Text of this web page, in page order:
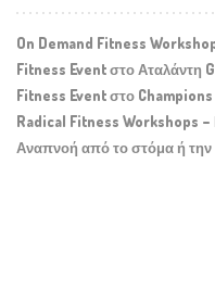
On Demand Fitness
Fitness Event στο Αταλάντη
Fitness Event στο
Radical Fitness Workshops
Αναπνοή από το στόμα ή την